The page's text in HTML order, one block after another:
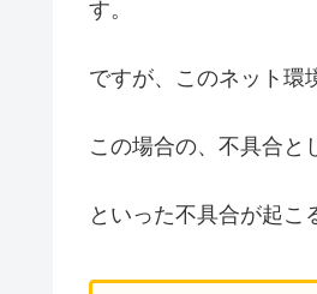
す。
ですが、このネット環
この場合の、不具合と
といった不具合が起こ